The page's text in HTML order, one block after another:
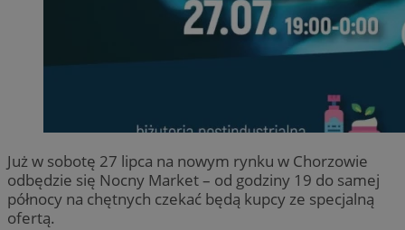
Już w sobotę 27 lipca na nowym rynku w Chorzowie
odbędzie się Nocny Market – od godziny 19 do samej
północy na chętnych czekać będą kupcy ze specjalną
ofertą.